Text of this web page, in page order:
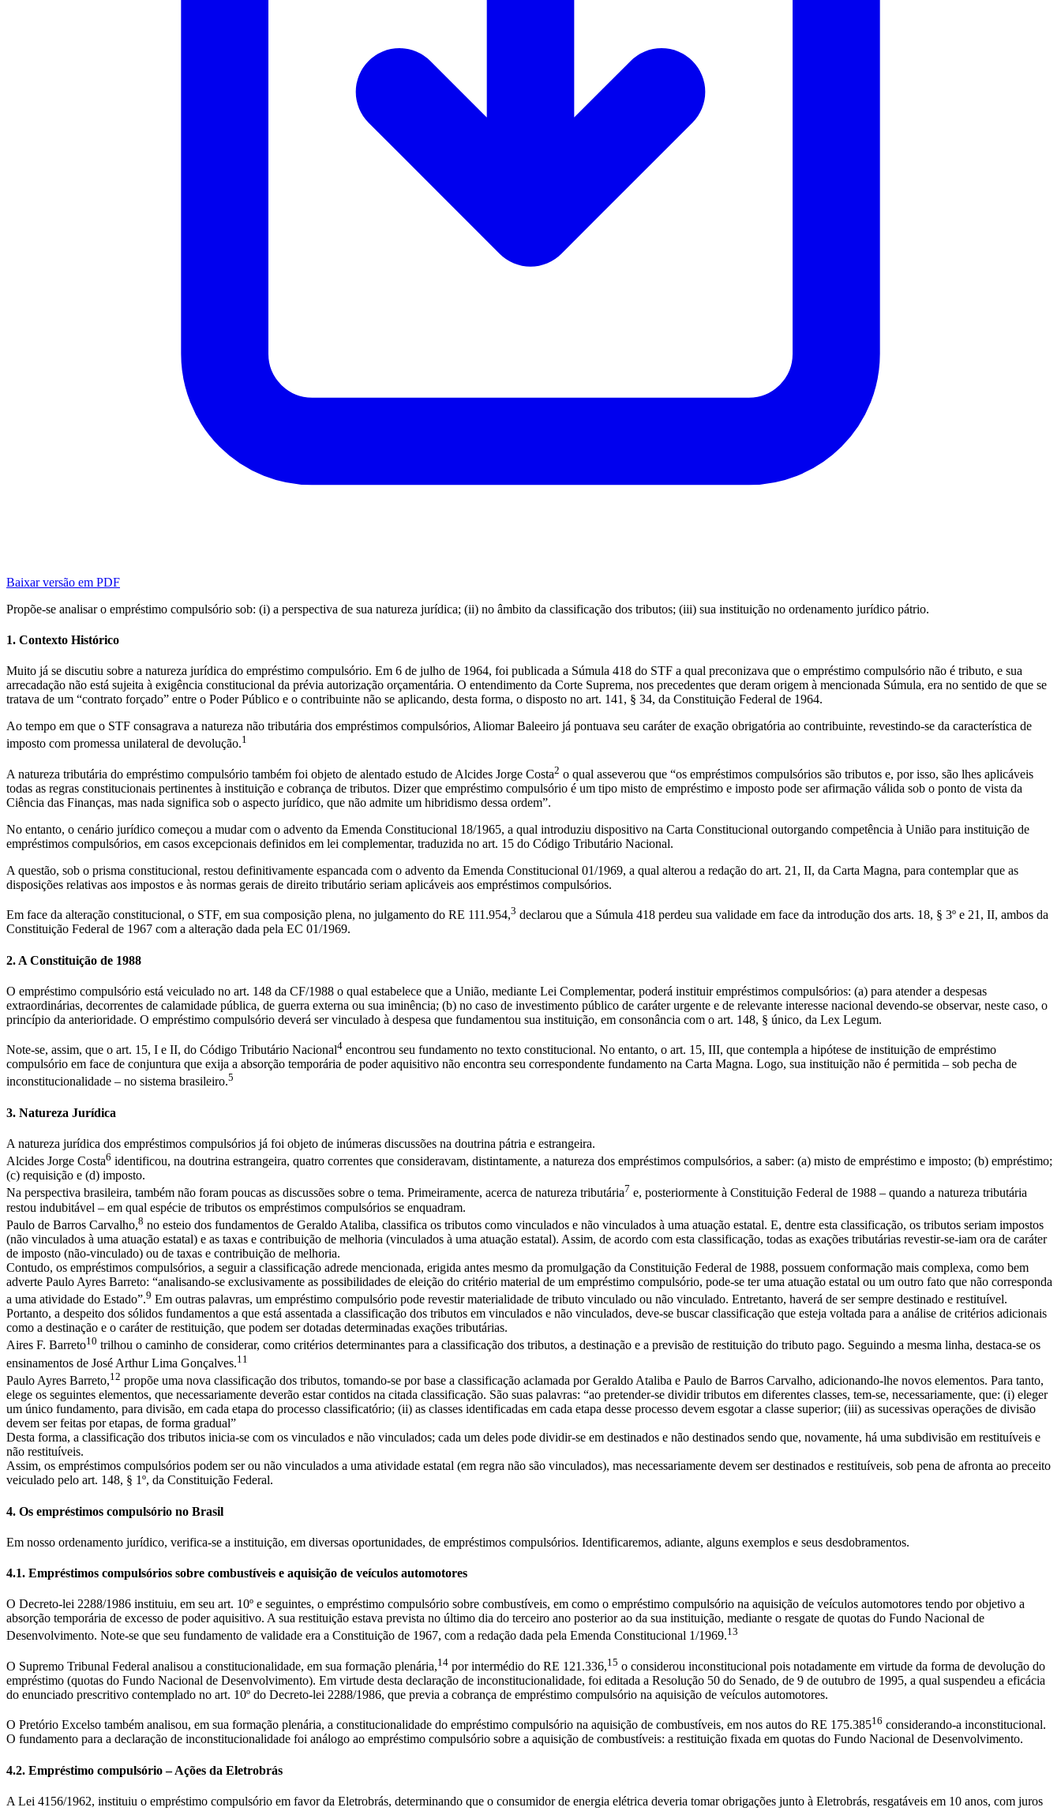
Baixar versão em PDF
Propõe-se analisar o empréstimo compulsório sob: (i) a perspectiva de sua natureza jurídica; (ii) no âmbito da classificação dos tributos; (iii) sua instituição no ordenamento jurídico pátrio.
1. Contexto Histórico
Muito já se discutiu sobre a natureza jurídica do empréstimo compulsório. Em 6 de julho de 1964, foi publicada a Súmula 418 do STF a qual preconizava que o empréstimo compulsório não é tributo, e sua
arrecadação não está sujeita à exigência constitucional da prévia autorização orçamentária. O entendimento da Corte Suprema, nos precedentes que deram origem à mencionada Súmula, era no sentido de que se
tratava de um “contrato forçado” entre o Poder Público e o contribuinte não se aplicando, desta forma, o disposto no art. 141, § 34, da Constituição Federal de 1964.
Ao tempo em que o STF consagrava a natureza não tributária dos empréstimos compulsórios, Aliomar Baleeiro já pontuava seu caráter de exação obrigatória ao contribuinte, revestindo-se da característica de
imposto com promessa unilateral de devolução.1
A natureza tributária do empréstimo compulsório também foi objeto de alentado estudo de Alcides Jorge Costa2 o qual asseverou que “os empréstimos compulsórios são tributos e, por isso, são lhes aplicáveis
todas as regras constitucionais pertinentes à instituição e cobrança de tributos. Dizer que empréstimo compulsório é um tipo misto de empréstimo e imposto pode ser afirmação válida sob o ponto de vista da
Ciência das Finanças, mas nada significa sob o aspecto jurídico, que não admite um hibridismo dessa ordem”.
No entanto, o cenário jurídico começou a mudar com o advento da Emenda Constitucional 18/1965, a qual introduziu dispositivo na Carta Constitucional outorgando competência à União para instituição de
empréstimos compulsórios, em casos excepcionais definidos em lei complementar, traduzida no art. 15 do Código Tributário Nacional.
A questão, sob o prisma constitucional, restou definitivamente espancada com o advento da Emenda Constitucional 01/1969, a qual alterou a redação do art. 21, II, da Carta Magna, para contemplar que as
disposições relativas aos impostos e às normas gerais de direito tributário seriam aplicáveis aos empréstimos compulsórios.
Em face da alteração constitucional, o STF, em sua composição plena, no julgamento do RE 111.954,3 declarou que a Súmula 418 perdeu sua validade em face da introdução dos arts. 18, § 3º e 21, II, ambos da
Constituição Federal de 1967 com a alteração dada pela EC 01/1969.
2. A Constituição de 1988
O empréstimo compulsório está veiculado no art. 148 da CF/1988 o qual estabelece que a União, mediante Lei Complementar, poderá instituir empréstimos compulsórios: (a) para atender a despesas
extraordinárias, decorrentes de calamidade pública, de guerra externa ou sua iminência; (b) no caso de investimento público de caráter urgente e de relevante interesse nacional devendo-se observar, neste caso, o
princípio da anterioridade. O empréstimo compulsório deverá ser vinculado à despesa que fundamentou sua instituição, em consonância com o art. 148, § único, da Lex Legum.
Note-se, assim, que o art. 15, I e II, do Código Tributário Nacional4 encontrou seu fundamento no texto constitucional. No entanto, o art. 15, III, que contempla a hipótese de instituição de empréstimo
compulsório em face de conjuntura que exija a absorção temporária de poder aquisitivo não encontra seu correspondente fundamento na Carta Magna. Logo, sua instituição não é permitida – sob pecha de
inconstitucionalidade – no sistema brasileiro.5
3. Natureza Jurídica
A natureza jurídica dos empréstimos compulsórios já foi objeto de inúmeras discussões na doutrina pátria e estrangeira.
Alcides Jorge Costa6 identificou, na doutrina estrangeira, quatro correntes que consideravam, distintamente, a natureza dos empréstimos compulsórios, a saber: (a) misto de empréstimo e imposto; (b) empréstimo;
(c) requisição e (d) imposto.
Na perspectiva brasileira, também não foram poucas as discussões sobre o tema. Primeiramente, acerca de natureza tributária7 e, posteriormente à Constituição Federal de 1988 – quando a natureza tributária
restou indubitável – em qual espécie de tributos os empréstimos compulsórios se enquadram.
Paulo de Barros Carvalho,8 no esteio dos fundamentos de Geraldo Ataliba, classifica os tributos como vinculados e não vinculados à uma atuação estatal. E, dentre esta classificação, os tributos seriam impostos
(não vinculados à uma atuação estatal) e as taxas e contribuição de melhoria (vinculados à uma atuação estatal). Assim, de acordo com esta classificação, todas as exações tributárias revestir-se-iam ora de caráter
de imposto (não-vinculado) ou de taxas e contribuição de melhoria.
Contudo, os empréstimos compulsórios, a seguir a classificação adrede mencionada, erigida antes mesmo da promulgação da Constituição Federal de 1988, possuem conformação mais complexa, como bem
adverte Paulo Ayres Barreto: “analisando-se exclusivamente as possibilidades de eleição do critério material de um empréstimo compulsório, pode-se ter uma atuação estatal ou um outro fato que não corresponda
a uma atividade do Estado”.9 Em outras palavras, um empréstimo compulsório pode revestir materialidade de tributo vinculado ou não vinculado. Entretanto, haverá de ser sempre destinado e restituível.
Portanto, a despeito dos sólidos fundamentos a que está assentada a classificação dos tributos em vinculados e não vinculados, deve-se buscar classificação que esteja voltada para a análise de critérios adicionais
como a destinação e o caráter de restituição, que podem ser dotadas determinadas exações tributárias.
Aires F. Barreto10 trilhou o caminho de considerar, como critérios determinantes para a classificação dos tributos, a destinação e a previsão de restituição do tributo pago. Seguindo a mesma linha, destaca-se os
ensinamentos de José Arthur Lima Gonçalves.11
Paulo Ayres Barreto,12 propõe uma nova classificação dos tributos, tomando-se por base a classificação aclamada por Geraldo Ataliba e Paulo de Barros Carvalho, adicionando-lhe novos elementos. Para tanto,
elege os seguintes elementos, que necessariamente deverão estar contidos na citada classificação. São suas palavras: “ao pretender-se dividir tributos em diferentes classes, tem-se, necessariamente, que: (i) eleger
um único fundamento, para divisão, em cada etapa do processo classificatório; (ii) as classes identificadas em cada etapa desse processo devem esgotar a classe superior; (iii) as sucessivas operações de divisão
devem ser feitas por etapas, de forma gradual”
Desta forma, a classificação dos tributos inicia-se com os vinculados e não vinculados; cada um deles pode dividir-se em destinados e não destinados sendo que, novamente, há uma subdivisão em restituíveis e
não restituíveis.
Assim, os empréstimos compulsórios podem ser ou não vinculados a uma atividade estatal (em regra não são vinculados), mas necessariamente devem ser destinados e restituíveis, sob pena de afronta ao preceito
veiculado pelo art. 148, § 1º, da Constituição Federal.
4. Os empréstimos compulsório no Brasil
Em nosso ordenamento jurídico, verifica-se a instituição, em diversas oportunidades, de empréstimos compulsórios. Identificaremos, adiante, alguns exemplos e seus desdobramentos.
4.1. Empréstimos compulsórios sobre combustíveis e aquisição de veículos automotores
O Decreto-lei 2288/1986 instituiu, em seu art. 10º e seguintes, o empréstimo compulsório sobre combustíveis, em como o empréstimo compulsório na aquisição de veículos automotores tendo por objetivo a
absorção temporária de excesso de poder aquisitivo. A sua restituição estava prevista no último dia do terceiro ano posterior ao da sua instituição, mediante o resgate de quotas do Fundo Nacional de
Desenvolvimento. Note-se que seu fundamento de validade era a Constituição de 1967, com a redação dada pela Emenda Constitucional 1/1969.13
O Supremo Tribunal Federal analisou a constitucionalidade, em sua formação plenária,14 por intermédio do RE 121.336,15 o considerou inconstitucional pois notadamente em virtude da forma de devolução do
empréstimo (quotas do Fundo Nacional de Desenvolvimento). Em virtude desta declaração de inconstitucionalidade, foi editada a Resolução 50 do Senado, de 9 de outubro de 1995, a qual suspendeu a eficácia
do enunciado prescritivo contemplado no art. 10º do Decreto-lei 2288/1986, que previa a cobrança de empréstimo compulsório na aquisição de veículos automotores.
O Pretório Excelso também analisou, em sua formação plenária, a constitucionalidade do empréstimo compulsório na aquisição de combustíveis, em nos autos do RE 175.38516 considerando-a inconstitucional.
O fundamento para a declaração de inconstitucionalidade foi análogo ao empréstimo compulsório sobre a aquisição de combustíveis: a restituição fixada em quotas do Fundo Nacional de Desenvolvimento.
4.2. Empréstimo compulsório – Ações da Eletrobrás
A Lei 4156/1962, instituiu o empréstimo compulsório em favor da Eletrobrás, determinando que o consumidor de energia elétrica deveria tomar obrigações junto à Eletrobrás, resgatáveis em 10 anos, com juros